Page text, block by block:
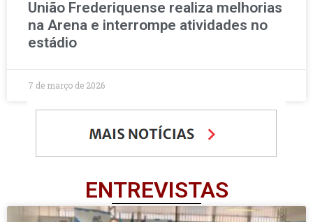
União Frederiquense realiza melhorias
na Arena e interrompe atividades no
estádio
7 de março de 2026
ENTREVISTAS